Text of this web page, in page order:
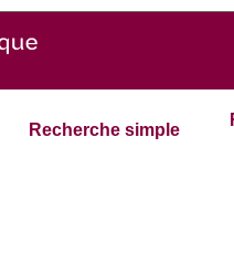
Recherche simple